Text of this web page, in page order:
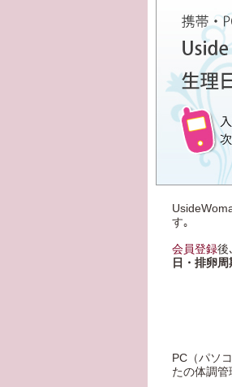
す｡
会員登録後､
日・排卵
PC（パソ
たの体調管